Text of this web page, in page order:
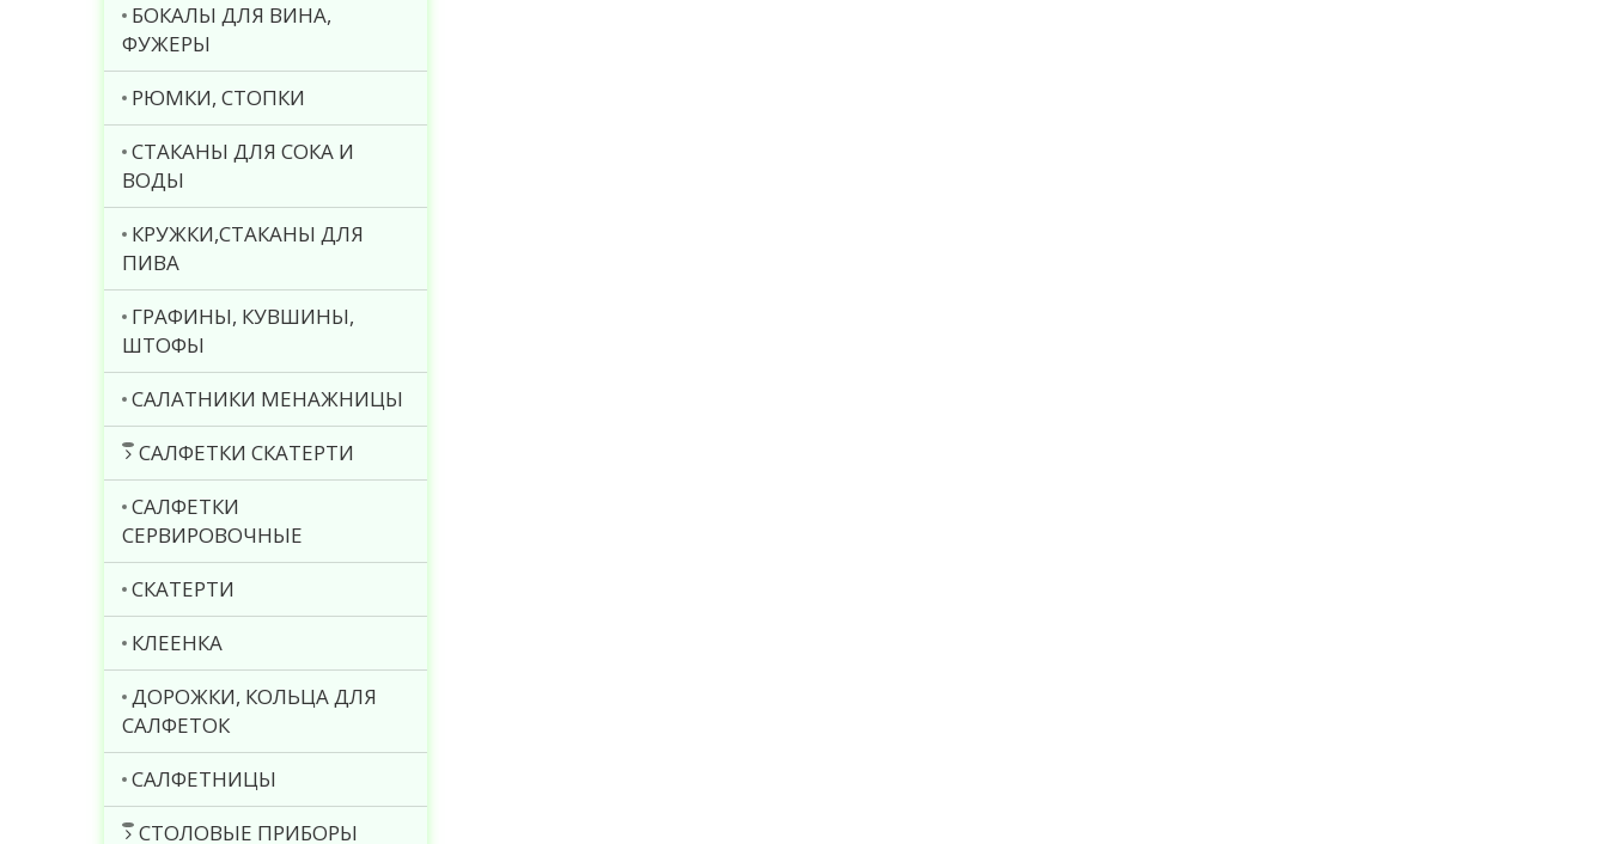
БОКАЛЫ ДЛЯ ВИНА,
ФУЖЕРЫ
РЮМКИ, СТОПКИ
СТАКАНЫ ДЛЯ СОКА И
ВОДЫ
КРУЖКИ,СТАКАНЫ ДЛЯ
ПИВА
ГРАФИНЫ, КУВШИНЫ,
ШТОФЫ
САЛАТНИКИ МЕНАЖНИЦЫ
САЛФЕТКИ СКАТЕРТИ
САЛФЕТКИ
СЕРВИРОВОЧНЫЕ
СКАТЕРТИ
КЛЕЕНКА
ДОРОЖКИ, КОЛЬЦА ДЛЯ
САЛФЕТОК
САЛФЕТНИЦЫ
СТОЛОВЫЕ ПРИБОРЫ